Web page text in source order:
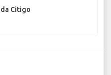
Citigo